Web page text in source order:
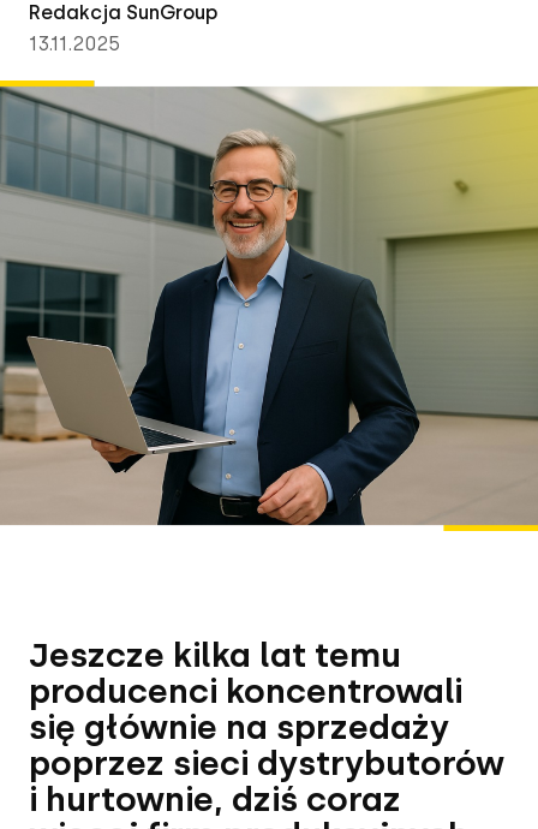
Redakcja SunGroup
13.11.2025
Jeszcze kilka lat temu
producenci koncentrowali
się głównie na sprzedaży
poprzez sieci dystrybutorów
i hurtownie, dziś coraz